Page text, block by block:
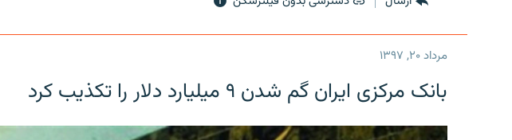
مرداد ۲۰, ۱۳۹۷
بانک مرکزی ایران گم شدن ۹ میلیارد دلار را تکذیب کرد